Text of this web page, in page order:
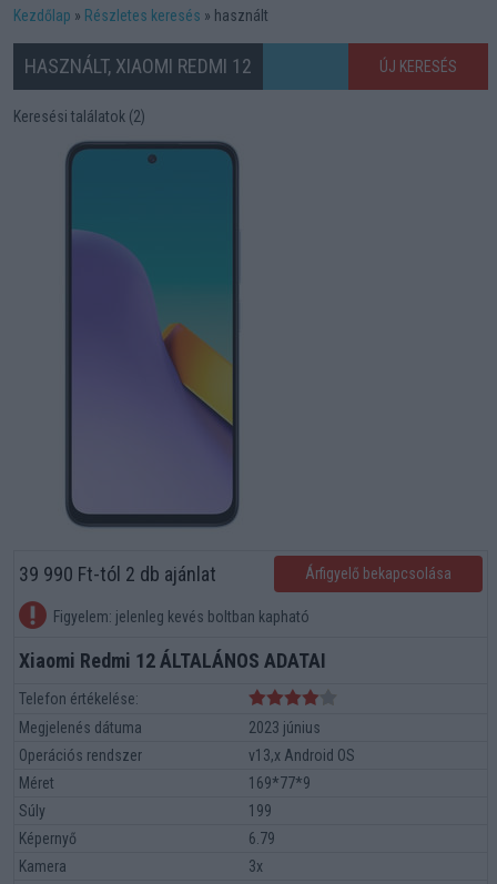
Kezdőlap Részletes keresés használt
HASZNÁLT, XIAOMI REDMI 12 ÚJ KERESÉS
Keresési találatok (2)
39 990 Ft-tól 2 db ajánlat Árfigyelő bekapcsolása
Figyelem: jelenleg kevés boltban kapható
Xiaomi Redmi 12 ÁLTALÁNOS ADATAI
Telefon értékelése:
Megjelenés dátuma
2023 június
Operációs rendszer
v13,x Android OS
Méret
169*77*9
Súly
199
Képernyő
6.79
Kamera
3x